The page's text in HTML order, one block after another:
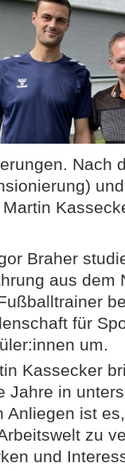
Nach
Martin
Braher
aus dem
für
um.
Kassecker
Jahre in
Anliegen ist
zu
und